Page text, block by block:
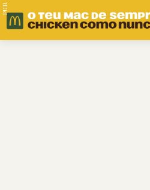
PUB.